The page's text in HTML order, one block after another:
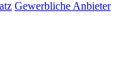
Gewerbliche Anbieter